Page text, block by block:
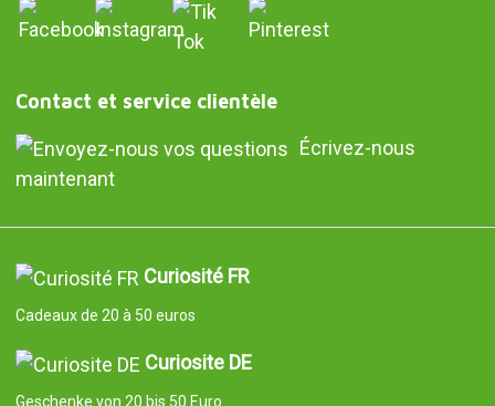
Contact et service clientèle
Écrivez-nous
maintenant
Curiosité FR
Cadeaux de 20 à 50 euros
Curiosite DE
Geschenke von 20 bis 50 Euro